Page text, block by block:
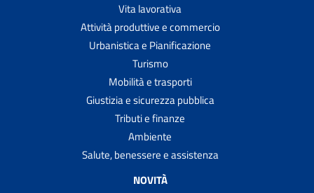
Vita lavorativa
Attività produttive e commercio
Urbanistica e Pianificazione
Turismo
Mobilità e trasporti
Giustizia e sicurezza pubblica
Tributi e finanze
Ambiente
Salute, benessere e assistenza
NOVITÀ